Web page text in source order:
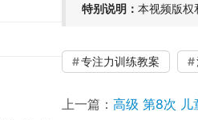
特别说明： 本视频版权
专注力训练教案
上一篇： 高级 第8次 儿